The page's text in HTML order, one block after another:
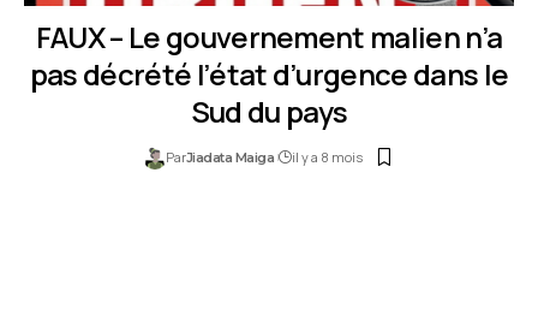
FAUX – Le gouvernement malien n’a
pas décrété l’état d’urgence dans le
Sud du pays
ParJiadata Maiga il y a 8 mois